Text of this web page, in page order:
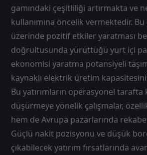
gamındaki çeşitliliği artırmakta ve
kullanımına öncelik vermektedir.
üzerinde pozitif etkiler yaratması
doğrultusunda yürüttüğü yurt içi
ekonomisi yaratma potansiyeli
kaynaklı elektrik üretim
Bu yatırımların operasyonel
düşürmeye yönelik çalışmalar,
hem de Avrupa pazarlarında
Güçlü nakit pozisyonu ve düşük
çıkabilecek yatırım fırsatlarında